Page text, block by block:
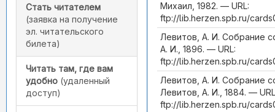
Стать читателем
(заявка на получение
эл. читательского
билета)
Читать там, где вам
удобно (удаленный
доступ)
Михаил, 1982. — URL:
ftp://lib.herzen.spb.ru/
Левитов, А. И. Собрание
А. И., 1896. — URL:
ftp://lib.herzen.spb.ru/
Левитов, А. И. Собрание
Левитов, А. И., 1884. —
ftp://lib.herzen.spb.ru/